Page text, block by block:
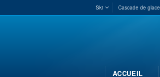
Ski Cascade de glace
ACCUEIL